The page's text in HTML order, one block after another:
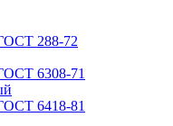
288-72
6308-71
6418-81